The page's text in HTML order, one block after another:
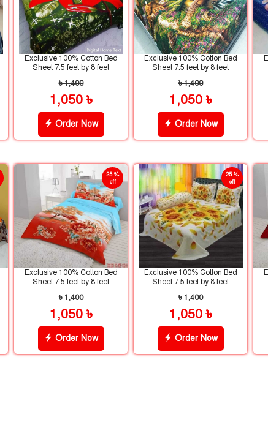
Exclusive 100% Cotton Bed
Sheet 7.5 feet by 8 feet
৳ 1,400
1,050 ৳
Order Now
Exclusive 100% Cotton Bed
Sheet 7.5 feet by 8 feet
৳ 1,400
1,050 ৳
Order Now
25 %
off
Exclusive 100% Cotton Bed
Sheet 7.5 feet by 8 feet
৳ 1,400
1,050 ৳
Order Now
25 %
off
Exclusive 100% Cotton Bed
Sheet 7.5 feet by 8 feet
৳ 1,400
1,050 ৳
Order Now